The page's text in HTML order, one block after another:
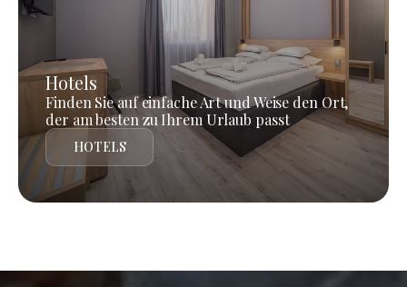
Hotels
Finden Sie auf einfache Art und Weise den Ort,
der am besten zu Ihrem Urlaub passt
HOTELS